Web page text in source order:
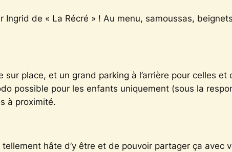
Ingrid de « La Récré » ! Au menu, samoussas,
place, et un grand parking à l’arrière pour celles
possible pour les enfants uniquement (sous la
à proximité.
hâte d’y être et de pouvoir partager ça avec